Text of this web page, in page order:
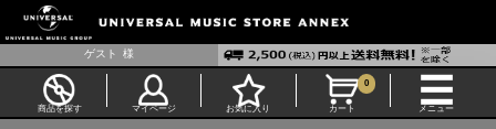
ゲスト 様
商品を探す マイページ お気に入り カート
0
メニュー